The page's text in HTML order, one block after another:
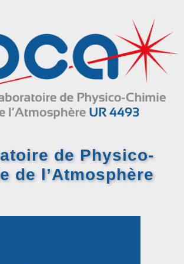
de Physico-
de l’Atmosphère